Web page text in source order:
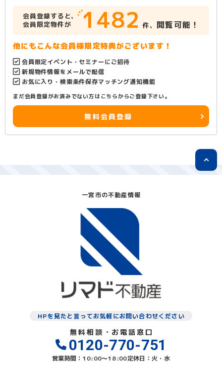
会員登録すると、
会員限定物件が
1482 件、 閲覧可能！
他にもこんな会員様限定特典がございます！
会員限定イベント・セミナーにご招待
新規物件情報をメールで配信
お気に入り・検索条件保存マッチング通知機能
まだ会員登録がお済みでない方はこちらからご登録下さい。
無料会員登録
一宮市の不動産情報
HPを見たと言ってお気軽にお問い合わせください
無料相談・お電話窓口
0120-770-751
営業時間：10:00〜18:00定休日：火・水